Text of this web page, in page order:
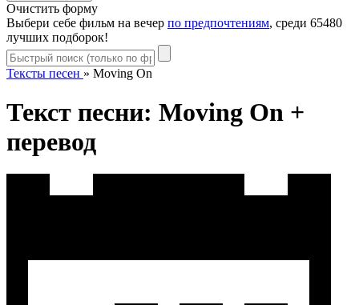
Очистить форму
Выбери себе фильм на вечер по предпочтениям, среди 65480
лучших подборок!
Тексты песен » Moving On
Текст песни: Moving On +
перевод